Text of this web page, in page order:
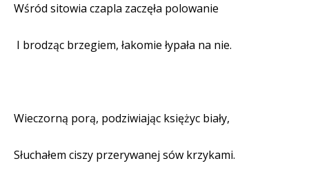
Wśród sitowia czapla zaczęła polowanie
I brodząc brzegiem, łakomie łypała na nie.
Wieczorną porą, podziwiając księżyc biały,
Słuchałem ciszy przerywanej sów krzykami.